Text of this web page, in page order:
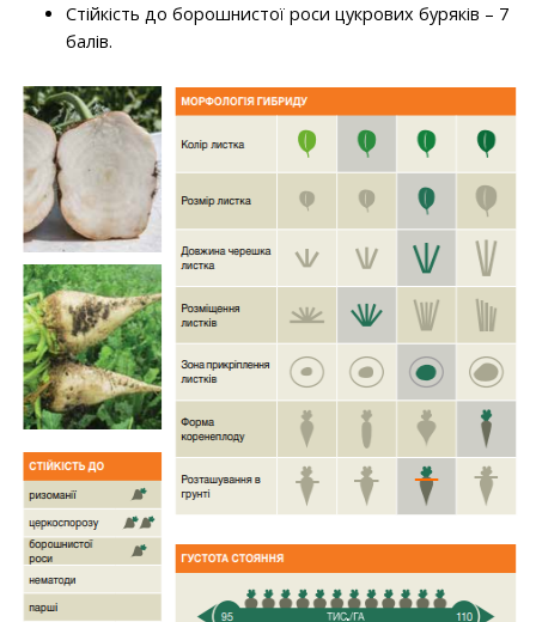
Стійкість до борошнистої роси цукрових буряків – 7
балів.